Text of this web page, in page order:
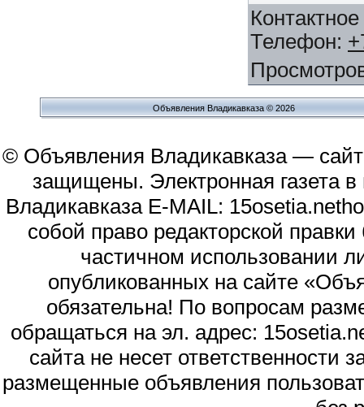
Телефон:
Объявления Владикавказа © 2026
© Объявления Владикавказа —
защищены. Электронная газета
Владикавказа E-MAIL:
собой право редакторской
частичном использовании
опубликованных на сайте
обязательна! По вопросам
обращаться на эл. адрес:
сайта не несет
размещенные объявления